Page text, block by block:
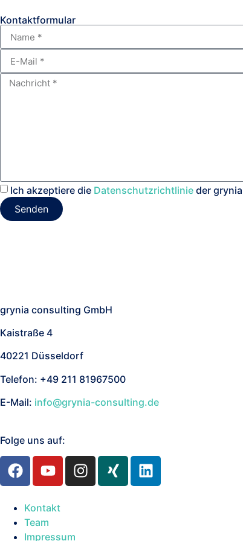
Kontaktformular
Ich akzeptiere die Datenschutzrichtlinie der
Senden
grynia consulting GmbH
Kaistraße 4
40221 Düsseldorf
Telefon: +49 211 81967500
E-Mail: info@grynia-consulting.de
Folge uns auf:
Kontakt
Team
Impressum